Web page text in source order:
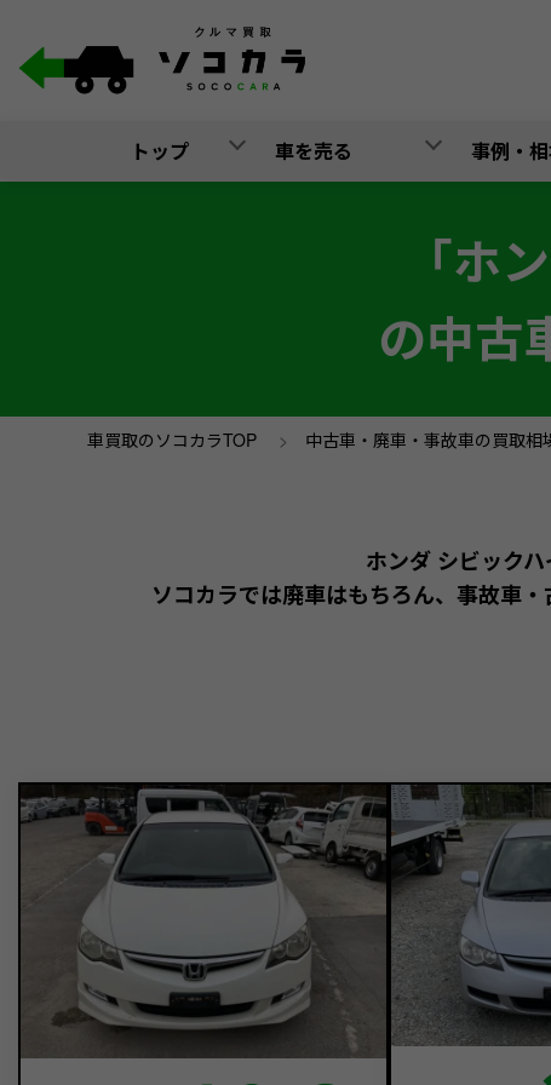
トップ 車を売る 事例・
「ホ
の中古
車買取のソコカラTOP > 中古車・廃車・事故車の買取相
ホンダ シビック
ソコカラでは廃車はもちろん、事故車